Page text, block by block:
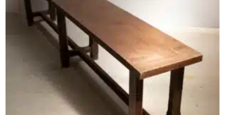
AJOUTER AU PANIER